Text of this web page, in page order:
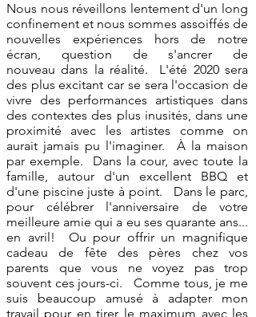
Nous nous réveillons lentement d'un long
confinement et nous sommes assoiffés de
nouvelles expériences hors de notre
écran, question de s'ancrer de
nouveau dans la réalité. L'été 2020 sera
des plus excitant car se sera l'occasion de
vivre des performances artistiques dans
des contextes des plus inusités, dans une
proximité avec les artistes comme on
aurait jamais pu l'imaginer. À la maison
par exemple. Dans la cour, avec toute la
famille, autour d'un excellent BBQ et
d'une piscine juste à point. Dans le parc,
pour célébrer l'anniversaire de votre
meilleure amie qui a eu ses quarante ans...
en avril! Ou pour offrir un magnifique
cadeau de fête des pères chez vos
parents que vous ne voyez pas trop
souvent ces jours-ci. Comme tous, je me
suis beaucoup amusé à adapter mon
travail pour en tirer le maximum avec les